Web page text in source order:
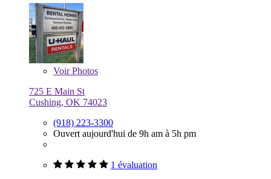
VoirPhotos
725 E Main St
Cushing, OK 74023
(918) 223-3300
Ouvert aujourd'hui de 9h am à 5h pm
1 évaluation